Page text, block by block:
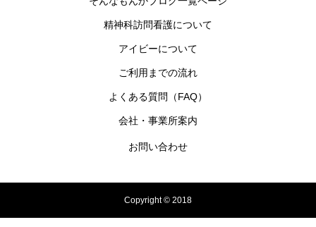
精神科訪問看護について
アイビーについて
ご利用までの流れ
よくある質問（FAQ）
会社・事業所案内
お問い合わせ
Copyright © 2018